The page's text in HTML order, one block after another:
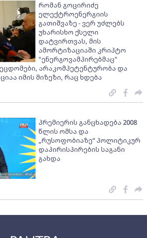
რომან გოცირიძე
ელექტროენერგიის
გათიშვაზე - ვერ უძლებს
უხარისხო ქსელი
დატვირთვას, მის
ამორტიზაციაში კრიპტო
"ენერგოვამპირებმაც"
არაკომპეტენტურობა და
იმის მიზეზი, რაც ხდება
პრემიერის განცხადება 2008
წლის ომსა და
„რუსოფობიაზე“ პოლიტიკურ
დაპირისპირების საგანი
გახდა